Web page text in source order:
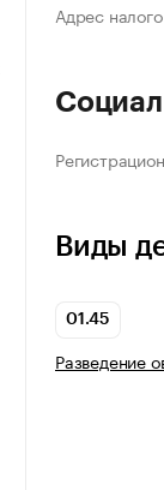
Адрес
Виды
01.45
Разведение